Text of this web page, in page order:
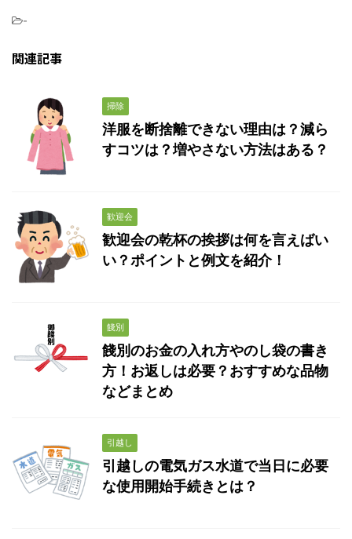
-
関連記事
掃除
洋服を断捨離できない理由は？減ら
すコツは？増やさない方法はある？
歓迎会
歓迎会の乾杯の挨拶は何を言えばい
い？ポイントと例文を紹介！
餞別
餞別のお金の入れ方やのし袋の書き
方！お返しは必要？おすすめな品物
などまとめ
引越し
引越しの電気ガス水道で当日に必要
な使用開始手続きとは？